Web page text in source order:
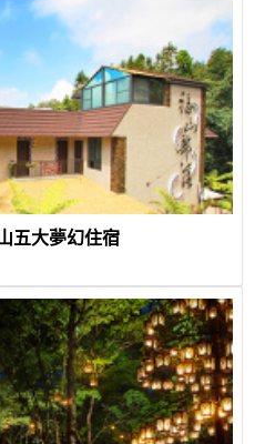
五大夢幻住宿